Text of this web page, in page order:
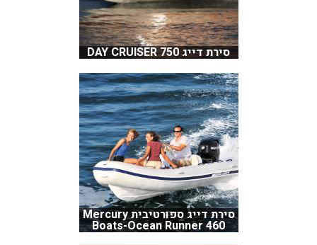
סירת דייג 750 DAY CRUISER
סירת דייג ספורטיבית Mercury
Boats-Ocean Runner 460